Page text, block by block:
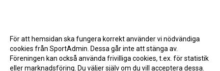
För att hemsidan ska fungera korrekt använder vi nödvändiga
cookies från SportAdmin. Dessa går inte att stänga av.
Föreningen kan också använda frivilliga cookies, t.ex. för statistik
eller marknadsföring. Du väljer själv om du vill acceptera dessa.